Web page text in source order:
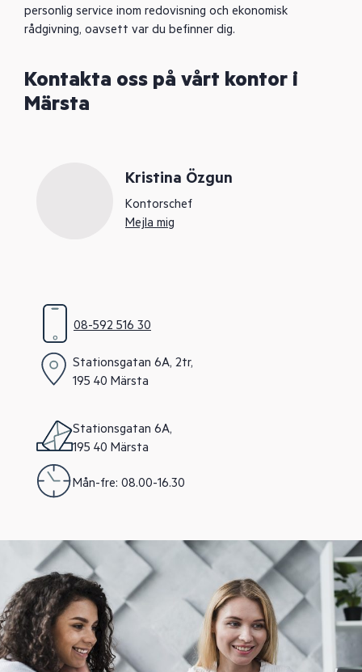
personlig service inom redovisning och ekonomisk
rådgivning, oavsett var du befinner dig.
Kontakta oss på vårt kontor i
Märsta
Kristina Özgun
Kontorschef
Mejla mig
08-592 516 30
Stationsgatan 6A, 2tr,
195 40 Märsta
Stationsgatan 6A,
195 40 Märsta
Mån-fre: 08.00-16.30